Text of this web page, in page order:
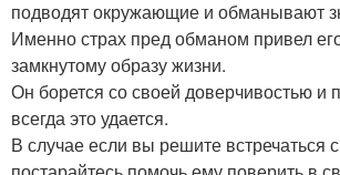
подводят окружающие и обманывают
Именно страх пред обманом привел
замкнутому образу жизни.
Он борется со своей доверчивостью и
всегда это удается.
В случае если вы решите встречаться